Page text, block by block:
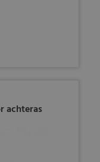
achteras